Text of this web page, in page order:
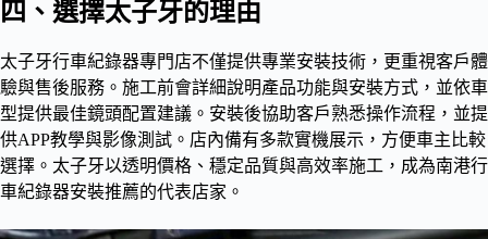
四、選擇太子牙的理由
太子牙行車紀錄器專門店不僅提供專業安裝技術，更重視客戶體
驗與售後服務。施工前會詳細說明產品功能與安裝方式，並依車
型提供最佳鏡頭配置建議。安裝後協助客戶熟悉操作流程，並提
供APP教學與影像測試。店內備有多款實機展示，方便車主比較
選擇。太子牙以透明價格、穩定品質與高效率施工，成為南港行
車紀錄器安裝推薦的代表店家。